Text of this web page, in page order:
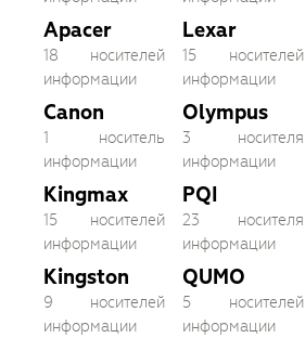
Apacer
18 носителей
информации
Canon
1 носитель
информации
Kingmax
15 носителей
информации
Kingston
9 носителей
информации
Lexar
15 носителей
информации
Olympus
3 носителя
информации
PQI
23 носителя
информации
QUMO
5 носителей
информации